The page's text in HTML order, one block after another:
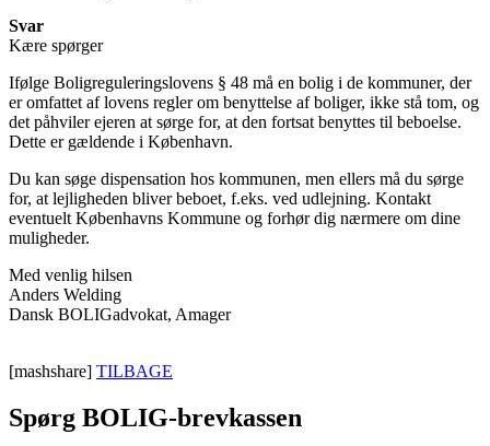
Svar
Kære spørger
Ifølge Boligreguleringslovens § 48 må en bolig i de kommuner, der
er omfattet af lovens regler om benyttelse af boliger, ikke stå tom, og
det påhviler ejeren at sørge for, at den fortsat benyttes til beboelse.
Dette er gældende i København.
Du kan søge dispensation hos kommunen, men ellers må du sørge
for, at lejligheden bliver beboet, f.eks. ved udlejning. Kontakt
eventuelt Københavns Kommune og forhør dig nærmere om dine
muligheder.
Med venlig hilsen
Anders Welding
Dansk BOLIGadvokat, Amager
[mashshare] TILBAGE
Spørg BOLIG-brevkassen